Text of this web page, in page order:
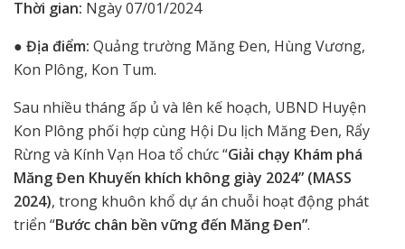
Thời gian: Ngày 07/01/2024
● Địa điểm: Quảng trường Măng Đen, Hùng Vương,
Kon Plông, Kon Tum.
Sau nhiều tháng ấp ủ và lên kế hoạch, UBND Huyện
Kon Plông phối hợp cùng Hội Du lịch Măng Đen, Rẩy
Rừng và Kính Vạn Hoa tổ chức “Giải chạy Khám phá
Măng Đen Khuyến khích không giày 2024” (MASS
2024), trong khuôn khổ dự án chuỗi hoạt động phát
triển “Bước chân bền vững đến Măng Đen”.